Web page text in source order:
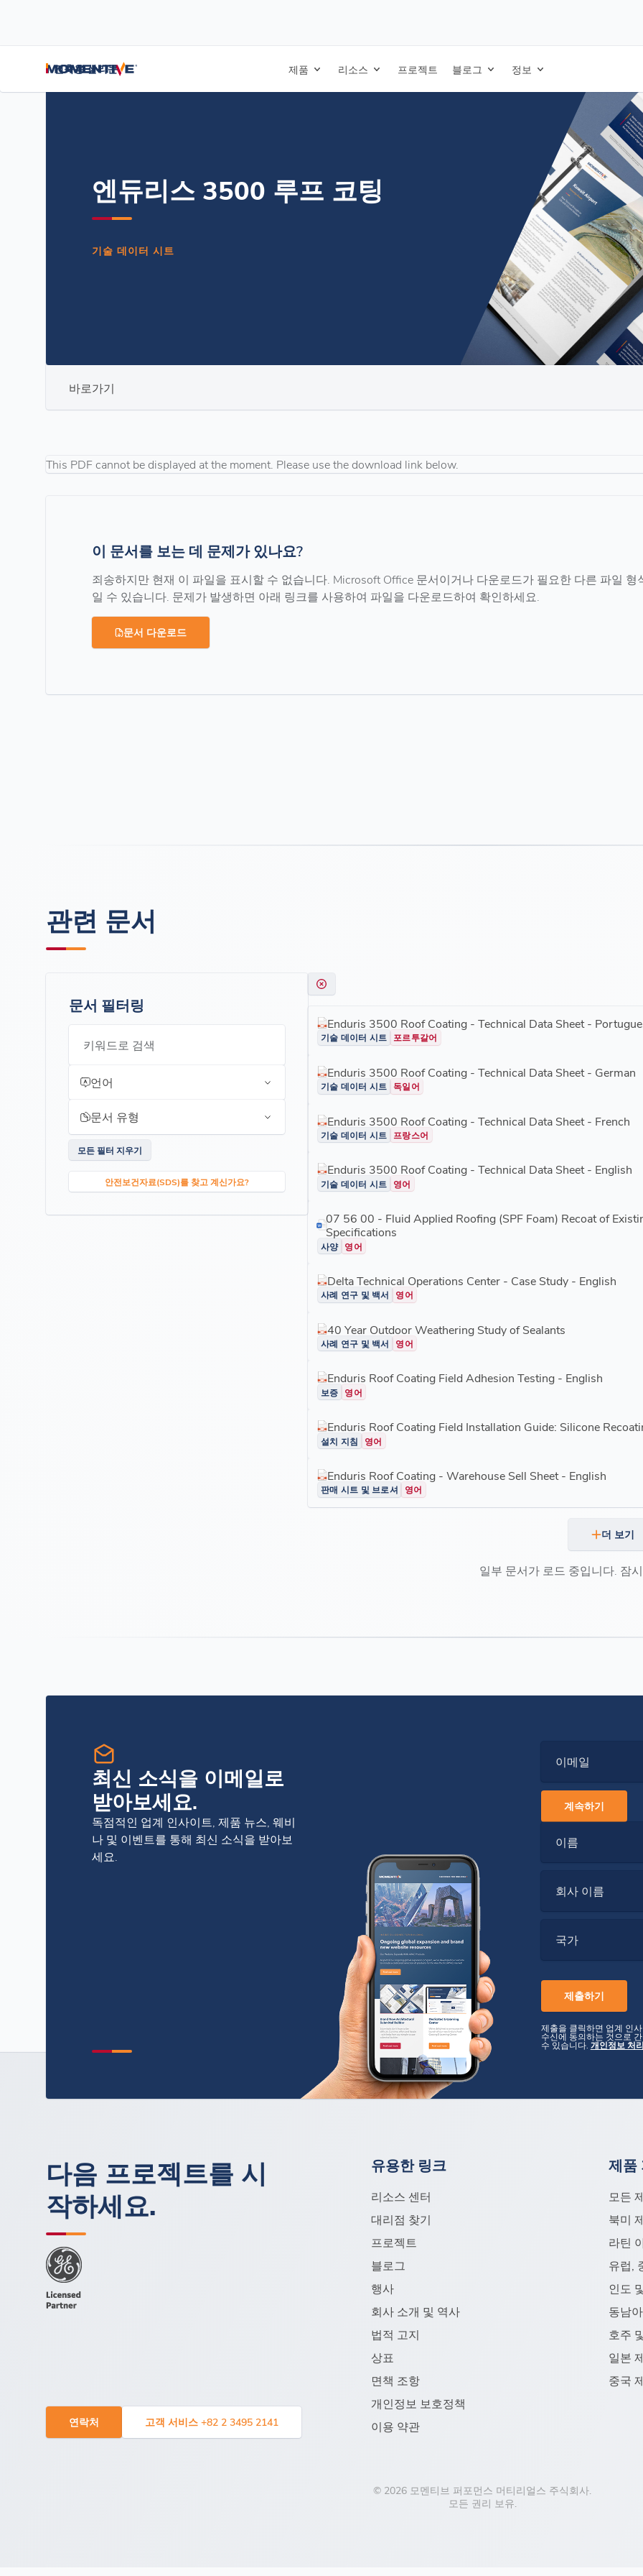
건축용 실리콘 제품 리소스 프로젝트 블로그 정보
홈 리소스 문서 센터
엔듀리스 3500 루프 코팅
기술 데이터 시트
바로가기
This PDF cannot be displayed at the moment. Please use the download link below.
이 문서를 보는 데 문제가 있나요?
죄송하지만 현재 이 파일을 표시할 수 없습니다. Microsoft Office 문서이거나 다운로드가 필요한 다른 파일 형
일 수 있습니다. 문제가 발생하면 아래 링크를 사용하여 파일을 다운로드하여 확인하세요.
문서 다운로드
관련 문서
문서 필터링
키워드로 검색
언어
문서 유형
모든 필터 지우기
안전보건자료(SDS)를 찾고 계신가요?
Enduris 3500 Roof Coating - Technical Data Sheet -
기술 데이터 시트 포르투갈어
Enduris 3500 Roof Coating - Technical Data Sheet - German
기술 데이터 시트 독일어
Enduris 3500 Roof Coating - Technical Data Sheet - French
기술 데이터 시트 프랑스어
Enduris 3500 Roof Coating - Technical Data Sheet - English
기술 데이터 시트 영어
07 56 00 - Fluid Applied Roofing (SPF Foam) Recoat of
Specifications
사양 영어
Delta Technical Operations Center - Case Study - English
사례 연구 및 백서 영어
40 Year Outdoor Weathering Study of Sealants
사례 연구 및 백서 영어
Enduris Roof Coating Field Adhesion Testing - English
보증 영어
Enduris Roof Coating Field Installation Guide: Silicone
설치 지침 영어
Enduris Roof Coating - Warehouse Sell Sheet - English
판매 시트 및 브로셔 영어
더 보기
일부 문서가 로드 중입니다. 잠
최신 소식을 이메일로
받아보세요.
독점적인 업계 인사이트, 제품 뉴스, 웨비
나 및 이벤트를 통해 최신 소식을 받아보
세요.
이메일
계속하기
이름
회사 이름
국가
제출을 클릭하면 업계 인
수신에 동의하는 것으로
수 있습니다. 개인정보 처
다음 프로젝트를 시
작하세요.
연락처 고객 서비스 +82 2 3495 2141
유용한 링크
리소스 센터
대리점 찾기
프로젝트
블로그
행사
회사 소개 및 역사
법적 고지
상표
면책 조항
개인정보 보호정책
이용 약관
제품
모든
북미
라틴
유럽,
인도
동남
호주
일본
중국
© 2026 모멘티브 퍼포먼스 머티리얼스 주식회사.
모든 권리 보유.